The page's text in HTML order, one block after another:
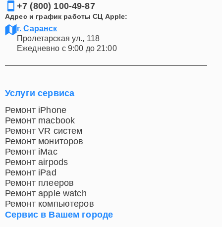
+7 (800) 100-49-87
Адрес и график работы СЦ Apple:
г. Саранск
Пролетарская ул., 118
Ежедневно с 9:00 до 21:00
Сервис в Вашем городе
Услуги сервиса
Ремонт iPhone
Ремонт macbook
Ремонт VR систем
Ремонт мониторов
Ремонт iMac
Ремонт airpods
Ремонт iPad
Ремонт плееров
Ремонт apple watch
Ремонт компьютеров